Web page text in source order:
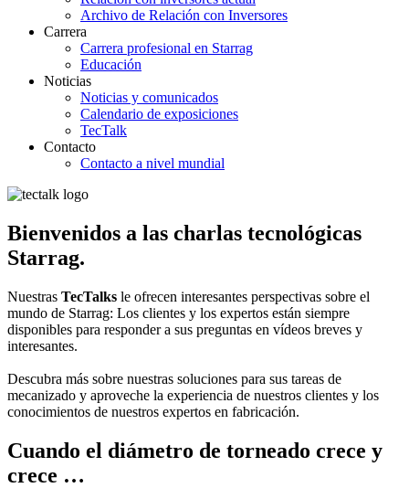
Archivo de Relación con Inversores
Carrera
Carrera profesional en Starrag
Educación
Noticias
Noticias y comunicados
Calendario de exposiciones
TecTalk
Contacto
Contacto a nivel mundial
Bienvenidos a las charlas tecnológicas
Starrag.
Nuestras TecTalks le ofrecen interesantes perspectivas sobre el
mundo de Starrag: Los clientes y los expertos están siempre
disponibles para responder a sus preguntas en vídeos breves y
interesantes.
Descubra más sobre nuestras soluciones para sus tareas de
mecanizado y aproveche la experiencia de nuestros clientes y los
conocimientos de nuestros expertos en fabricación.
Cuando el diámetro de torneado crece y
crece …